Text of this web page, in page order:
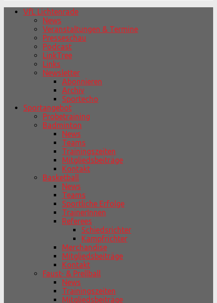
VfL Lichtenrade
News
Veranstaltungen & Termine
Presseschau
Podcast
LinkTree
Links
Newsletter
Abonnieren
Archiv
Sportecho
Sportangebot
Probetraining
Badminton
News
Teams
Trainingszeiten
Mitgliedsbeiträge
Kontakt
Basketball
News
Teams
Sportliche Erfolge
TrainerInnen
Referees
Schiedsrichter
Kampfrichter
Merchandise
Mitgliedsbeiträge
Kontakt
Faust- & Prellball
News
Trainingszeiten
Mitgliedsbeiträge